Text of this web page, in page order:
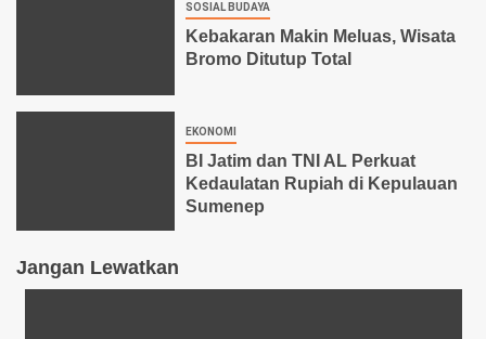
SOSIAL BUDAYA
Kebakaran Makin Meluas, Wisata
Bromo Ditutup Total
EKONOMI
BI Jatim dan TNI AL Perkuat
Kedaulatan Rupiah di Kepulauan
Sumenep
Jangan Lewatkan